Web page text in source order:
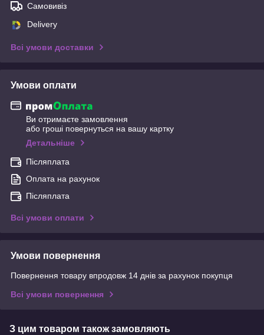
Самовивіз
Delivery
Всі умови доставки
Умови оплати
Ви отримаєте замовлення
або гроші повернуться на вашу картку
Детальніше
Післяплата
Оплата на рахунок
Післяплата
Всі умови оплати
Умови повернення
Повернення товару впродовж 14 днів за рахунок покупця
Всі умови повернення
З цим товаром також замовляють